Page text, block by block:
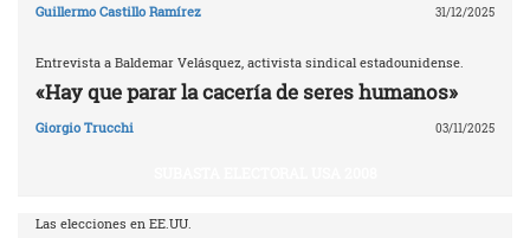
Guillermo Castillo Ramírez 31/12/2025
Entrevista a Baldemar Velásquez, activista sindical estadounidense.
«Hay que parar la cacería de seres humanos»
Giorgio Trucchi 03/11/2025
Las elecciones en EE.UU.